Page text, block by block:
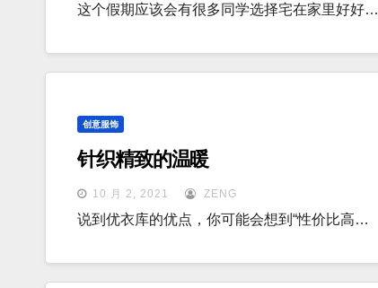
这个假期应该会有很多同学选择宅在家里好好…
创意服饰
针织精致的温暖
10 月 2, 2021 ZENG
说到优衣库的优点，你可能会想到“性价比高…